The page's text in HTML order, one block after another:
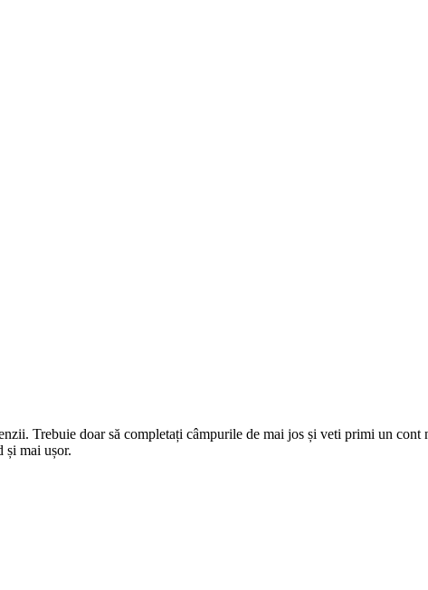
Trebuie doar să completați câmpurile de mai jos și veti primi un
și mai ușor.